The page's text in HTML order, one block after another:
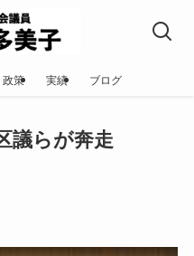
政策 実績 ブログ
議らが奔走